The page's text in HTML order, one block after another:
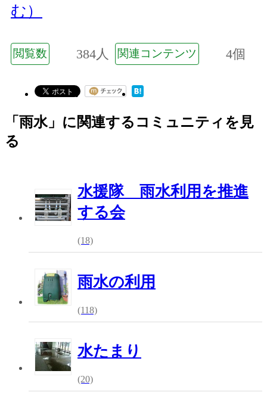
む）
閲覧数 384人 関連コンテンツ 4個
「雨水」に関連するコミュニティを見
る
水援隊 雨水利用を推進
する会
(18)
雨水の利用
(118)
水たまり
(20)